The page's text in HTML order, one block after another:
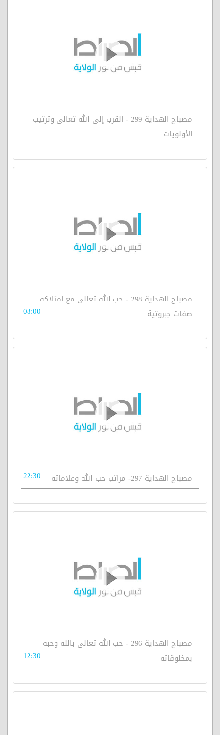
مصباح الهداية 299 - القرب إلى الله تعالى وترتيب
الأولويات
مصباح الهداية 298 - حب الله تعالى مع امتلاكه
صفات جبروتية
08:00
مصباح الهداية 297- مراتب حب الله وعلاماته 22:30
مصباح الهداية 296 - حب الله تعالى بالله وحبه
بمخلوقاته
12:30